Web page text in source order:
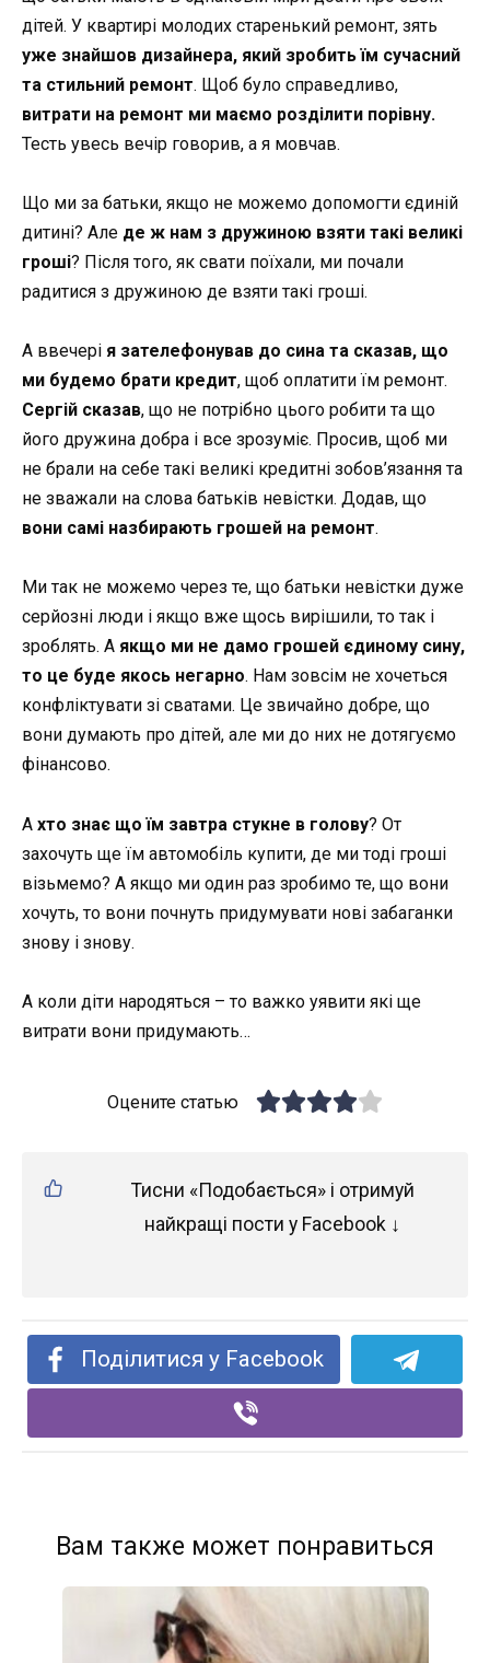
дітей. У квартирі молодих старенький ремонт, зять
уже знайшов дизайнера, який зробить їм сучасний
та стильний ремонт. Щоб було справедливо,
витрати на ремонт ми маємо розділити порівну.
Тесть увесь вечір говорив, а я мовчав.
Що ми за батьки, якщо не можемо допомогти єдиній
дитині? Але де ж нам з дружиною взяти такі великі
гроші? Після того, як свати поїхали, ми почали
радитися з дружиною де взяти такі гроші.
А ввечері я зателефонував до сина та сказав, що
ми будемо брати кредит, щоб оплатити їм ремонт.
Сергій сказав, що не потрібно цього робити та що
його дружина добра і все зрозуміє. Просив, щоб ми
не брали на себе такі великі кредитні зобов’язання та
не зважали на слова батьків невістки. Додав, що
вони самі назбирають грошей на ремонт.
Ми так не можемо через те, що батьки невістки дуже
серйозні люди і якщо вже щось вирішили, то так і
зроблять. А якщо ми не дамо грошей єдиному сину,
то це буде якось негарно. Нам зовсім не хочеться
конфліктувати зі сватами. Це звичайно добре, що
вони думають про дітей, але ми до них не дотягуємо
фінансово.
А хто знає що їм завтра стукне в голову? От
захочуть ще їм автомобіль купити, де ми тоді гроші
візьмемо? А якщо ми один раз зробимо те, що вони
хочуть, то вони почнуть придумувати нові забаганки
знову і знову.
А коли діти народяться – то важко уявити які ще
витрати вони придумають…
Оцените статью
Тисни «Подобається» і отримуй
найкращі пости у Facebook ↓
Поділитися у Facebook
Вам также может понравиться